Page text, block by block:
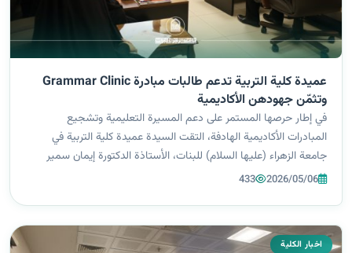
عميدة كلية التربية تدعم طالبات مبادرة Grammar Clinic
وتثمّن جهودهن الأكاديمية
في إطار حرصها المستمر على دعم المسيرة التعليمية وتشجيع
المبادرات الأكاديمية الهادفة، التقت السيدة عميدة كلية التربية في
جامعة الزهراء (عليها السلام) للبنات، الأستاذة الدكتورة إيمان سمير
2026/05/06
433
اخبار الكلية